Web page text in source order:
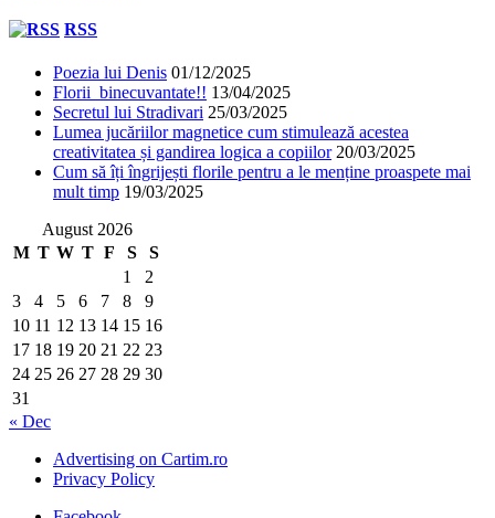
RSS
Poezia lui Denis 01/12/2025
Florii binecuvantate!! 13/04/2025
Secretul lui Stradivari 25/03/2025
Lumea jucăriilor magnetice cum stimulează acestea
creativitatea și gandirea logica a copiilor 20/03/2025
Cum să îți îngrijești florile pentru a le menține proaspete mai
mult timp 19/03/2025
August 2026
M T W T F S
S
1
2
3
4 5 6 7 8
9
10 11 12 13 14 15 16
17 18 19 20 21 22 23
24 25 26 27 28 29 30
31
« Dec
Advertising on Cartim.ro
Privacy Policy